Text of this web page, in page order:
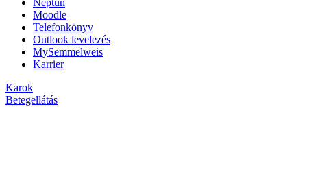
Neptun
Moodle
Telefonkönyv
Outlook levelezés
MySemmelweis
Karrier
Karok
Betegellátás